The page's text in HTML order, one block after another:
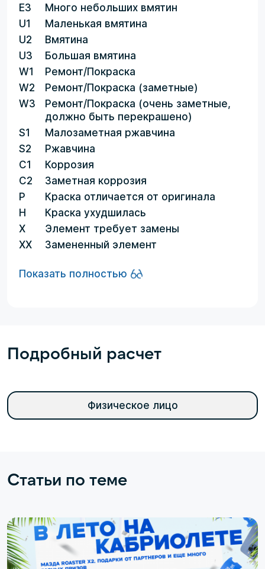
E3
Много небольших вмятин
U1
Маленькая вмятина
U2
Вмятина
U3
Большая вмятина
W1
Ремонт/Покраска
W2
Ремонт/Покраска (заметные)
W3
Ремонт/Покраска (очень заметные,
должно быть перекрашено)
S1
Малозаметная ржавчина
S2
Ржавчина
C1
Коррозия
C2
Заметная коррозия
P
Краска отличается от оригинала
H
Краска ухудшилась
X
Элемент требует замены
XX
Замененный элемент
Показать полностью
Подробный расчет
Физическое лицо
Статьи по теме